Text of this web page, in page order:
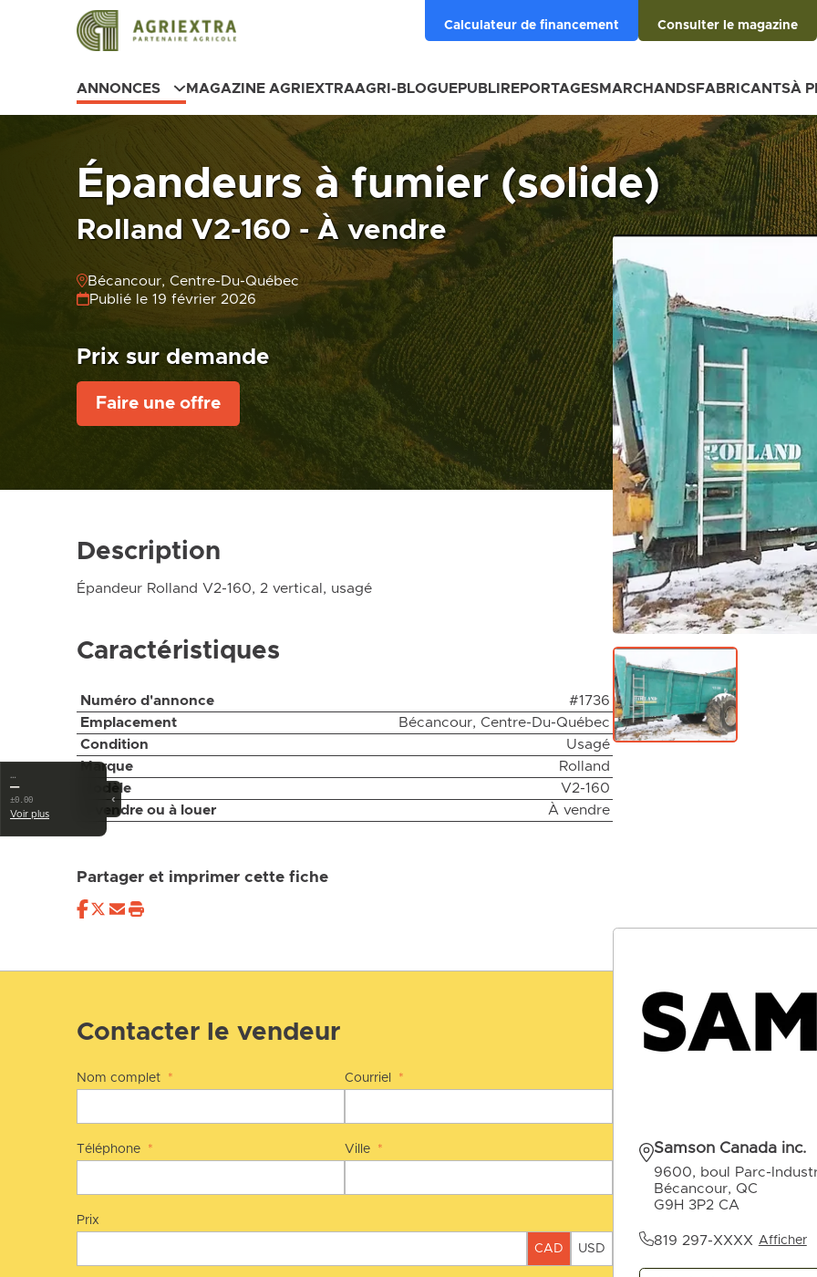
Calculateur de financement Consulter le magazine
ANNONCES MAGAZINE AGRIEXTRAAGRI-BLOGUEPUBLIREPORTAGESMARCHANDSFABRICANTSÀ
Épandeurs à fumier (solide)
Rolland V2-160 - À vendre
Bécancour, Centre-Du-Québec
Publié le 19 février 2026
Prix sur demande
Faire une offre
Description
Épandeur Rolland V2-160, 2 vertical, usagé
Caractéristiques
Numéro d'annonce
#1736
Emplacement
Bécancour, Centre-Du-Québec
Condition
Usagé
Marque
Rolland
Modèle
V2-160
À vendre ou à louer
À vendre
Partager et imprimer cette fiche
Contacter le vendeur
Nom complet * Courriel *
Téléphone * Ville *
Prix
CAD USD
Samson Canada inc.
9600, boul Parc-
Bécancour, QC
G9H 3P2 CA
819 297-XXXX Afficher
‹
…
—
±0.00
Voir plus